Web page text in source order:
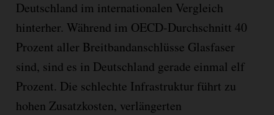
Deutschland im internationalen Vergleich
hinterher. Während im OECD-Durchschnitt 40
Prozent aller Breitbandanschlüsse Glasfaser
sind, sind es in Deutschland gerade einmal elf
Prozent. Die schlechte Infrastruktur führt zu
hohen Zusatzkosten, verlängerten